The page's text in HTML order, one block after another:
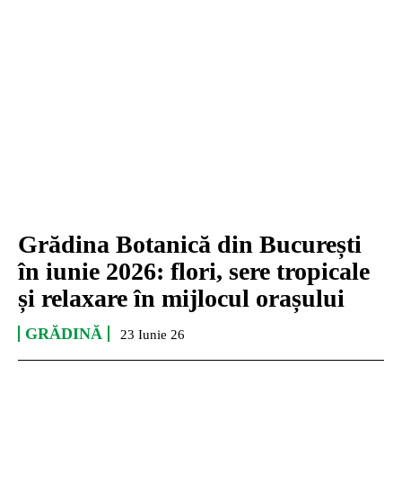
Grădina Botanică din București
în iunie 2026: flori, sere tropicale
și relaxare în mijlocul orașului
GRĂDINĂ 23 Iunie 26